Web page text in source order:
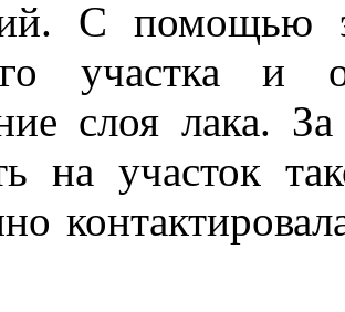
С помощью
участка и
слоя лака.
на участок